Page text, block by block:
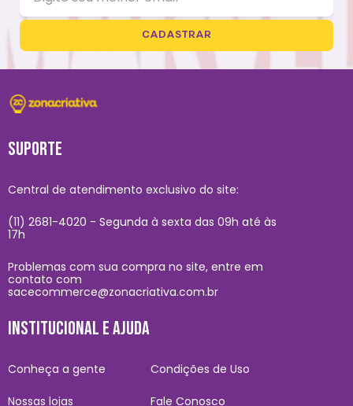
CADASTRAR
SUPORTE
Central de atendimento exclusivo do site:
(11) 2681-4020 - Segunda à sexta das 09h até às
17h
Problemas com sua compra no site, entre em
contato com
sacecommerce@zonacriativa.com.br
INSTITUCIONAL E AJUDA
Conheça a gente
Nossas lojas
Condições de Uso
Fale Conosco